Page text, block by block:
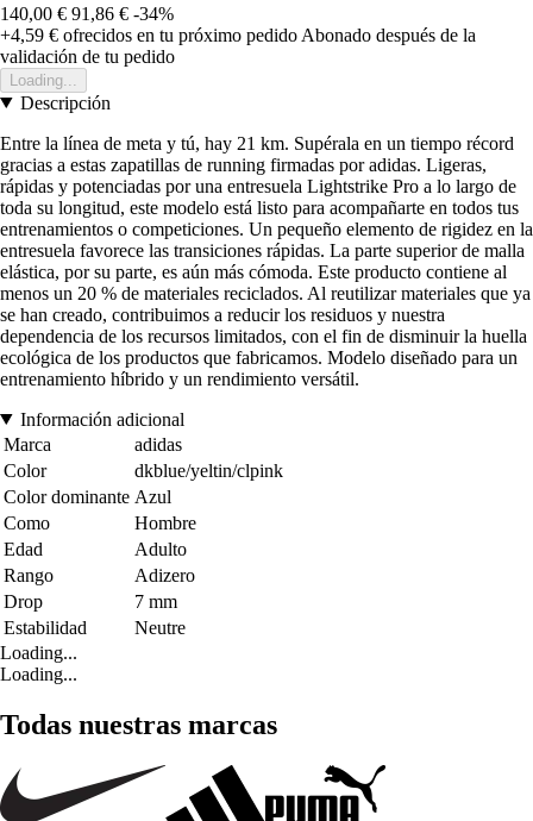
140,00 € 91,86 € -34%
+4,59 € ofrecidos en tu próximo pedido Abonado después de la
validación de tu pedido
Loading...
Descripción
Entre la línea de meta y tú, hay 21 km. Supérala en un tiempo récord
gracias a estas zapatillas de running firmadas por adidas. Ligeras,
rápidas y potenciadas por una entresuela Lightstrike Pro a lo largo de
toda su longitud, este modelo está listo para acompañarte en todos tus
entrenamientos o competiciones. Un pequeño elemento de rigidez en la
entresuela favorece las transiciones rápidas. La parte superior de malla
elástica, por su parte, es aún más cómoda. Este producto contiene al
menos un 20 % de materiales reciclados. Al reutilizar materiales que ya
se han creado, contribuimos a reducir los residuos y nuestra
dependencia de los recursos limitados, con el fin de disminuir la huella
ecológica de los productos que fabricamos. Modelo diseñado para un
entrenamiento híbrido y un rendimiento versátil.
Información adicional
Marca
adidas
Color
dkblue/yeltin/clpink
Color dominante Azul
Como
Hombre
Edad
Adulto
Rango
Adizero
Drop
7 mm
Estabilidad
Neutre
Loading...
Loading...
Todas nuestras marcas